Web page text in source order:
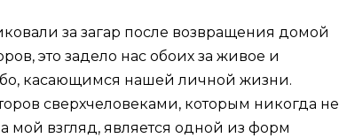
за загар после возвращения домой
это задело нас обоих за живое и
касающимся нашей личной жизни.
сверхчеловеками, которым никогда не
мой взгляд, является одной из форм